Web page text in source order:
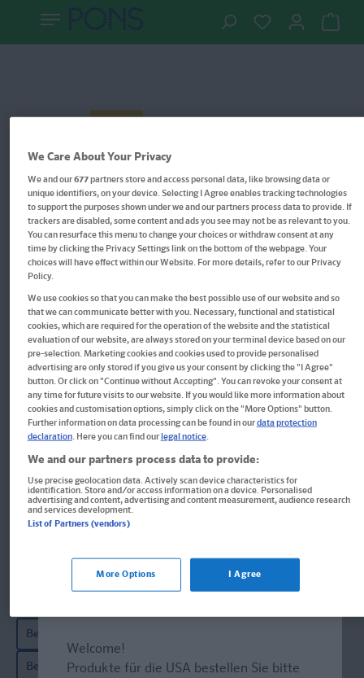
Langenscheidt Hörtraining mit
Musik Englisch
MP3-Download
, 62 Seiten
7,99 €
Download und Bezahlung im Store
Bei Thalia kaufen
Bei Orell Füssli kaufen
Welcome!
Produkte für die USA bestellen Sie bitte
We Care About Your Privacy
We and our677partners store and access personal data, like browsing data or
unique identifiers, on your device. Selecting I Agree enables tracking technologies
to support the purposes shown under we and our partners process data to provide. If
trackers are disabled, some content and ads you see may not be as relevant to you.
You can resurface this menu to change your choices or withdraw consent at any
time by clicking the Privacy Settings link on the bottom of the webpage. Your
choices will have effect within our Website. For more details, refer to our Privacy
Policy.
We use cookies so that you can make the best possible use of our website and so
that we can communicate better with you. Necessary, functional and statistical
cookies, which are required for the operation of the website and the statistical
evaluation of our website, are always stored on your terminal device based on our
pre-selection. Marketing cookies and cookies used to provide personalised
advertising are only stored if you give us your consent by clicking the "I Agree"
button. Or click on "Continue without Accepting". You can revoke your consent at
any time for future visits to our website. If you would like more information about
cookies and customisation options, simply click on the "More Options" button.
Further information on data processing can be found in ourdata protection
declaration. Here you can find our legal notice.
We and our partners process data to provide:
Use precise geolocation data. Actively scan device characteristics for
identification. Store and/or access information on a device. Personalised
advertising and content, advertising and content measurement, audience research
and services development.
List of Partners (vendors)
More Options I Agree